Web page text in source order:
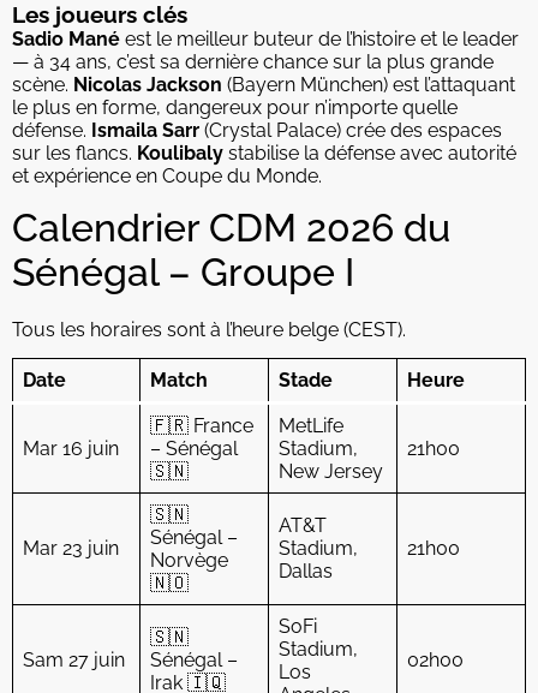
Les joueurs clés
Sadio Mané est le meilleur buteur de l’histoire et le leader
— à 34 ans, c’est sa dernière chance sur la plus grande
scène. Nicolas Jackson (Bayern München) est l’attaquant
le plus en forme, dangereux pour n’importe quelle
défense. Ismaila Sarr (Crystal Palace) crée des espaces
sur les flancs. Koulibaly stabilise la défense avec autorité
et expérience en Coupe du Monde.
Calendrier CDM 2026 du
Sénégal – Groupe I
Tous les horaires sont à l’heure belge (CEST).
Date Match Stade Heure
Mar 16 juin
🇫🇷 France
– Sénégal
🇸🇳
MetLife
Stadium,
New Jersey
21h00
Mar 23 juin
🇸🇳
Sénégal –
Norvège
🇳🇴
AT&T
Stadium,
Dallas
21h00
Sam 27 juin
🇸🇳
Sénégal –
Irak 🇮🇶
SoFi
Stadium,
Los
02h00